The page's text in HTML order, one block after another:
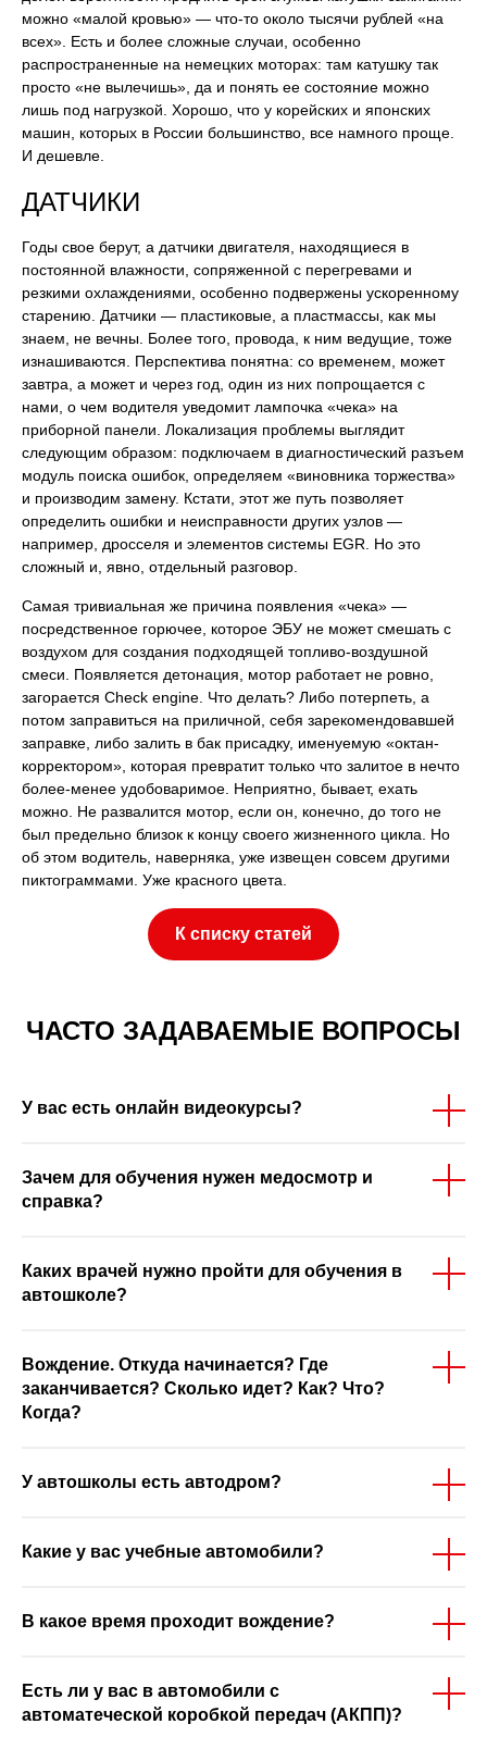
можно «малой кровью» — что-то около тысячи рублей «на
всех». Есть и более сложные случаи, особенно
распространенные на немецких моторах: там катушку так
просто «не вылечишь», да и понять ее состояние можно
лишь под нагрузкой. Хорошо, что у корейских и японских
машин, которых в России большинство, все намного проще.
И дешевле.
ДАТЧИКИ
Годы свое берут, а датчики двигателя, находящиеся в
постоянной влажности, сопряженной с перегревами и
резкими охлаждениями, особенно подвержены ускоренному
старению. Датчики — пластиковые, а пластмассы, как мы
знаем, не вечны. Более того, провода, к ним ведущие, тоже
изнашиваются. Перспектива понятна: со временем, может
завтра, а может и через год, один из них попрощается с
нами, о чем водителя уведомит лампочка «чека» на
приборной панели. Локализация проблемы выглядит
следующим образом: подключаем в диагностический разъем
модуль поиска ошибок, определяем «виновника торжества»
и производим замену. Кстати, этот же путь позволяет
определить ошибки и неисправности других узлов —
например, дросселя и элементов системы EGR. Но это
сложный и, явно, отдельный разговор.
Самая тривиальная же причина появления «чека» —
посредственное горючее, которое ЭБУ не может смешать с
воздухом для создания подходящей топливо-воздушной
смеси. Появляется детонация, мотор работает не ровно,
загорается Check engine. Что делать? Либо потерпеть, а
потом заправиться на приличной, себя зарекомендовавшей
заправке, либо залить в бак присадку, именуемую «октан-
корректором», которая превратит только что залитое в нечто
более-менее удобоваримое. Неприятно, бывает, ехать
можно. Не развалится мотор, если он, конечно, до того не
был предельно близок к концу своего жизненного цикла. Но
об этом водитель, наверняка, уже извещен совсем другими
пиктограммами. Уже красного цвета.
К списку статей
ЧАСТО ЗАДАВАЕМЫЕ ВОПРОСЫ
У вас есть онлайн видеокурсы?
Зачем для обучения нужен медосмотр и
справка?
Каких врачей нужно пройти для обучения в
автошколе?
Вождение. Откуда начинается? Где
заканчивается? Сколько идет? Как? Что?
Когда?
У автошколы есть автодром?
Какие у вас учебные автомобили?
В какое время проходит вождение?
Есть ли у вас в автомобили с
автоматеческой коробкой передач (АКПП)?